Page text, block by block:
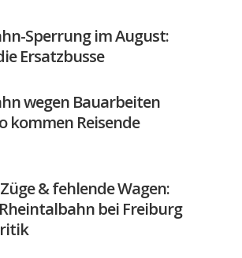
Sperrung im August:
Ersatzbusse
wegen Bauarbeiten
kommen Reisende
& fehlende Wagen:
bei Freiburg